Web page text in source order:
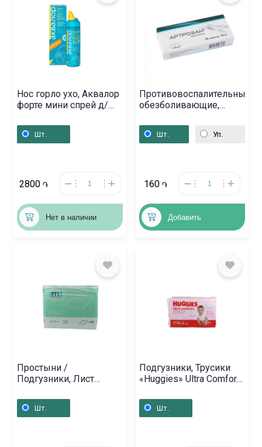
Нос горло ухо, Аквалор
форте мини спрей д/
Ռուսաստան
Шт.
2800 ֏
Нет в наличии
Противовоспалительные
обезболивающие,
мг, Ռուսաստան
Шт. Уп.
160 ֏
Добавить
Простыни /
Подгузники, Лист
Ֆրանսիա
Шт.
Подгузники, Трусики
«Huggies» Ultra Comfort
Шт.